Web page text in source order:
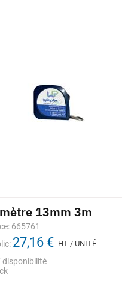
13mm 3m
665761
27,16 € HT / UNITÉ
disponibilité